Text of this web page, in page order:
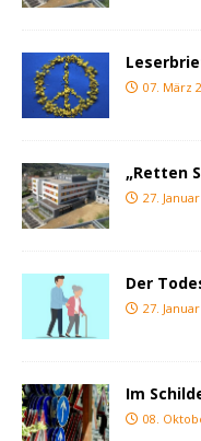
07. März
„Retten
27.
Der
27.
Im
08.